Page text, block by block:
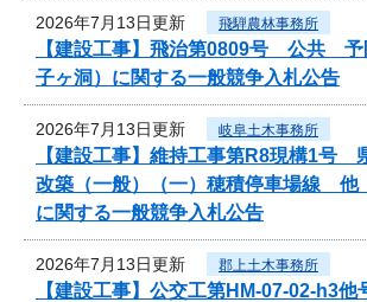
2026年7月13日更新 飛騨農林事務所
【建設工事】飛治第0809号 公共 予
子ヶ洞）に関する一般競争入札公告
2026年7月13日更新 岐阜土木事務所
【建設工事】維持工事第R8現構1号
改築（一般）（一）穂積停車場線
に関する一般競争入札公告
2026年7月13日更新 郡上土木事務所
【建設工事】公交工第HM-07-02-h3他